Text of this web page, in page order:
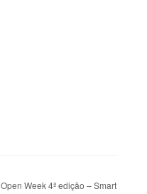
Open Week 4ª edição – Smart